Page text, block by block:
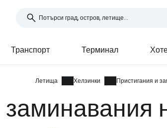
Транспорт Терминал
Летища Хелзинки